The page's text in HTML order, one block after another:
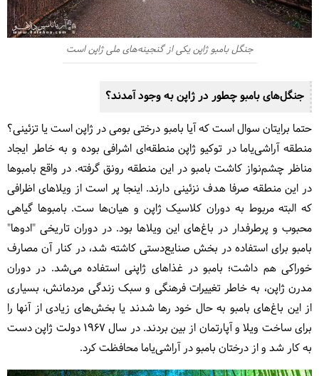
جنگل بامبو ژاپن یکی از گنجینه‌های ملی ژاپن است
جنگل‌های بامبو چطور در ژاپن به وجود آمدند؟
حتما برایتان سوال است که آیا بامبو درختی بومی در ژاپن است یا تزئینی؟
منطقه آراشی‌یاما در توکیو ژاپن منطقه‌ای اشرافی بوده و به خاطر ایجاد
مناظر چشم‌نواز کاشت بامبو در این منطقه رونق گرفته. در واقع بامبوها
در این منطقه صرفا هدف نزئینی دارند. اینجا پر است از ویلاهای اظرافی
که البته مربوط به دوران کلاسیک ژاپن و هیان‌ها ست. بامبوها گیاهی
محبوب و پرطرفدار در باغ‌های این ویلاها بود. در دوران تاریخی "ادوها"
بامبو برای استفاده در بخش صنایع‌دستی کاشته شد، در کنار آن مصارف
خوراکی هم داشت؛ بامبو در غذاهای ژاپنی استفاده می‌شد. در دوران
مدرن ژاپن، به خاطر تغییرات فرهنگی و سبک زندگی مردمانش، بسیاری
از این باغ‌های بامبو به حال خود رها شدند یا بخش‌های زیادی از آنها را
برای ساخت ویلا و آپارتمان از بین بردند. در سال 1967 دولت ژاپن دست
به کار شد و از درختان بامبو در آراشی‌یاما محافظت کرد.